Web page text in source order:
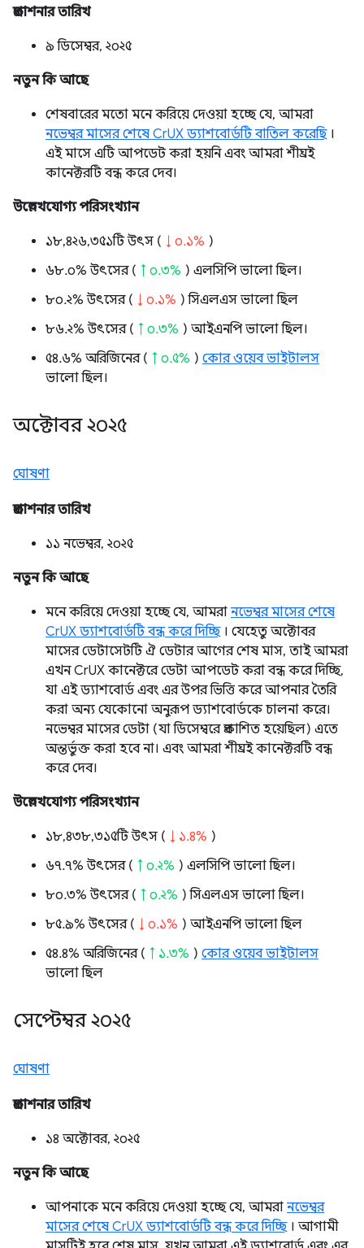
প্রকাশনার তারিখ
৯ ডিসেম্বর, ২০২৫
নতুন কি আছে
শেষবারের মতো মনে করিয়ে দেওয়া হচ্ছে যে, আমরা
নভেম্বর মাসের শেষে CrUX ড্যাশবোর্ডটি বাতিল করেছি।
এই মাসে এটি আপডেট করা হয়নি এবং আমরা শীঘ্রই
কানেক্টরটি বন্ধ করে দেব।
উল্লেখযোগ্য পরিসংখ্যান
১৮,৪২৬,৩৫১টি উৎস ( ↓ ০.১% )
৬৮.০% উৎসের ( ↑ ০.৩% ) এলসিপি ভালো ছিল।
৮০.২% উৎসের ( ↓ ০.১% ) সিএলএস ভালো ছিল
৮৬.২% উৎসের ( ↑ ০.৩% ) আইএনপি ভালো ছিল।
৫৪.৬% অরিজিনের ( ↑ ০.৫% ) কোর ওয়েব ভাইটালস
ভালো ছিল।
অক্টোবর ২০২৫
ঘোষণা
প্রকাশনার তারিখ
১১ নভেম্বর, ২০২৫
নতুন কি আছে
মনে করিয়ে দেওয়া হচ্ছে যে, আমরা নভেম্বর মাসের শেষে
CrUX ড্যাশবোর্ডটি বন্ধ করে দিচ্ছি। যেহেতু অক্টোবর
মাসের ডেটাসেটটি ঐ ডেটার আগের শেষ মাস, তাই আমরা
এখন CrUX কানেক্টরে ডেটা আপডেট করা বন্ধ করে দিচ্ছি,
যা এই ড্যাশবোর্ড এবং এর উপর ভিত্তি করে আপনার তৈরি
করা অন্য যেকোনো অনুরূপ ড্যাশবোর্ডকে চালনা করে।
নভেম্বর মাসের ডেটা (যা ডিসেম্বরে প্রকাশিত হয়েছিল) এতে
অন্তর্ভুক্ত করা হবে না। এবং আমরা শীঘ্রই কানেক্টরটি বন্ধ
করে দেব।
উল্লেখযোগ্য পরিসংখ্যান
১৮,৪৩৮,৩১৫টি উৎস ( ↓ ১.৪% )
৬৭.৭% উৎসের ( ↑ ০.২% ) এলসিপি ভালো ছিল।
৮০.৩% উৎসের ( ↑ ০.২% ) সিএলএস ভালো ছিল।
৮৫.৯% উৎসের ( ↓ ০.১% ) আইএনপি ভালো ছিল
৫৪.৪% অরিজিনের ( ↑ ১.৩% ) কোর ওয়েব ভাইটালস
ভালো ছিল
সেপ্টেম্বর ২০২৫
ঘোষণা
প্রকাশনার তারিখ
১৪ অক্টোবর, ২০২৫
নতুন কি আছে
আপনাকে মনে করিয়ে দেওয়া হচ্ছে যে, আমরা নভেম্বর
মাসের শেষে CrUX ড্যাশবোর্ডটি বন্ধ করে দিচ্ছি। আগামী